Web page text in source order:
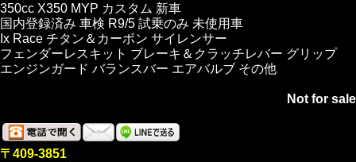
350cc X350 MYP カスタム 新車
国内登録済み 車検 R9/5 試乗のみ 未使用車
Ix Race チタン＆カーボン サイレンサー
フェンダーレスキット ブレーキ＆クラッチレバー グリップ
エンジンガード バランスバー エアバルブ その他
Not for sale
〒409-3851